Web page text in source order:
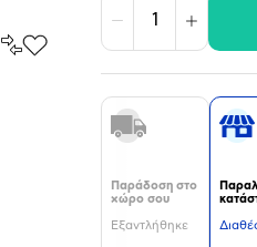
Σύγκρινέ
Προσθήκη
Μείωση Αύξηση
Παράδοση στο
χώρο σου
Εξαντλήθηκε